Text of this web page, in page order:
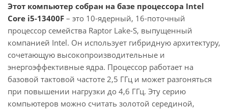
Этот компьютер собран на базе процессора Intel
Core i5-13400F – это 10-ядерный, 16-поточный
процессор семейства Raptor Lake-S, выпущенный
компанией Intel. Он использует гибридную архитектуру,
сочетающую высокопроизводительные и
энергоэффективные ядра. Процессор работает на
базовой тактовой частоте 2,5 ГГц и может разгоняться
при повышении нагрузки до 4,6 ГГц. Эту серию
компьютеров можно считать золотой серединой,